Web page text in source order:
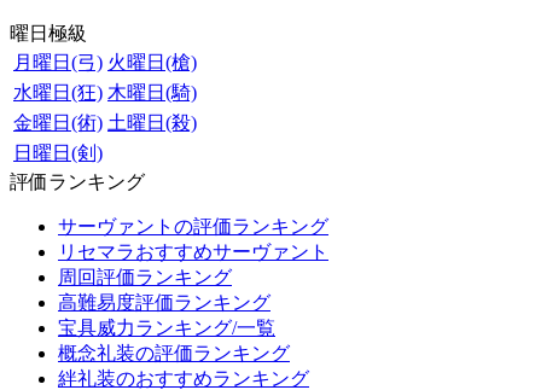
曜日極級
月曜日(弓) 火曜日(槍)
水曜日(狂) 木曜日(騎)
金曜日(術) 土曜日(殺)
日曜日(剣)
評価ランキング
サーヴァントの評価ランキング
リセマラおすすめサーヴァント
周回評価ランキング
高難易度評価ランキング
宝具威力ランキング/一覧
概念礼装の評価ランキング
絆礼装のおすすめランキング